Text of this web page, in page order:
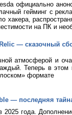
официально
гейминг с
хакера,
на ПК и
— сказочный
атмосферой и
Теперь в
формате
— последняя
2025 года.